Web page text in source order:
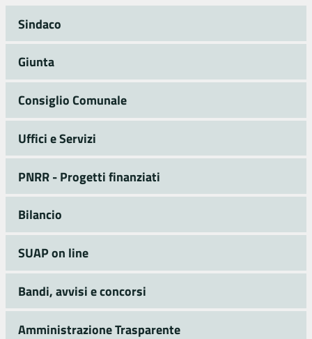
Sindaco
Giunta
Consiglio Comunale
Uffici e Servizi
PNRR - Progetti finanziati
Bilancio
SUAP on line
Bandi, avvisi e concorsi
Amministrazione Trasparente